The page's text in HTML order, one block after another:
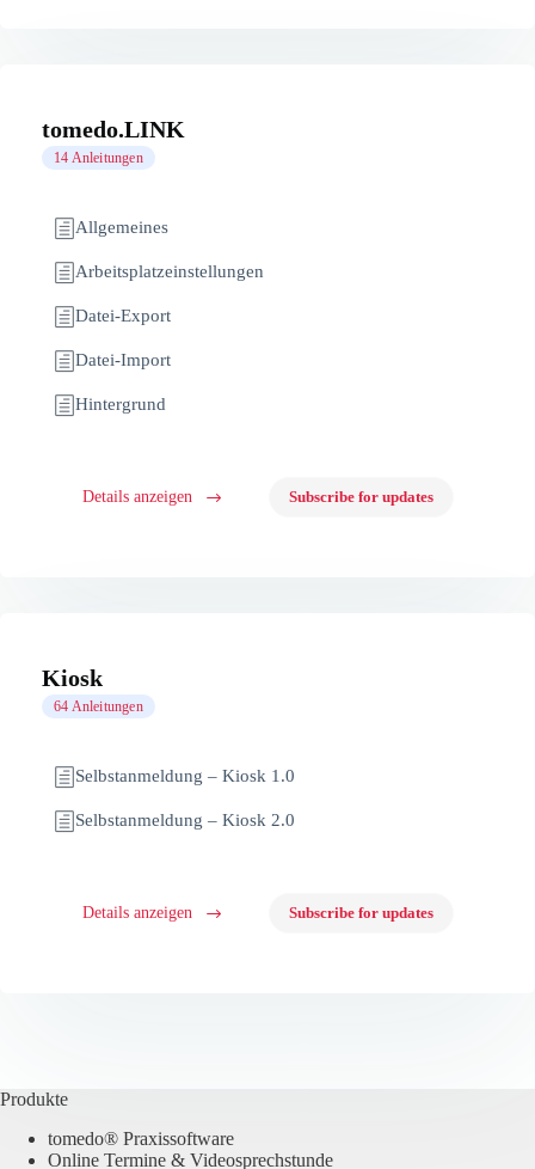
tomedo.LINK
14 Anleitungen
Allgemeines
Arbeitsplatzeinstellungen
Datei-Export
Datei-Import
Hintergrund
Details anzeigen Subscribe for updates
Kiosk
64 Anleitungen
Selbstanmeldung – Kiosk 1.0
Selbstanmeldung – Kiosk 2.0
Details anzeigen Subscribe for updates
Produkte
tomedo® Praxissoftware
Online Termine & Videosprechstunde